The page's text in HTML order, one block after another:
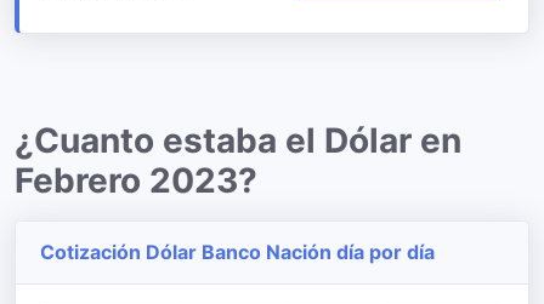
¿Cuanto estaba el Dólar en
Febrero 2023?
Cotización Dólar Banco Nación día por día